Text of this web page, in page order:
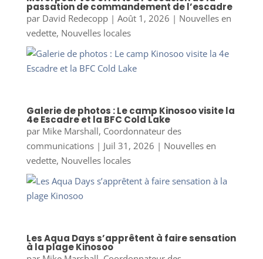
passation de commandement de l’escadre
par David Redecopp| Août 1, 2026 | Nouvelles en
vedette, Nouvelles locales
Galerie de photos : Le camp Kinosoo visite la
4e Escadre et la BFC Cold Lake
par Mike Marshall, Coordonnateur des
communications| Juil 31, 2026 | Nouvelles en
vedette, Nouvelles locales
Les Aqua Days s’apprêtent à faire sensation
à la plage Kinosoo